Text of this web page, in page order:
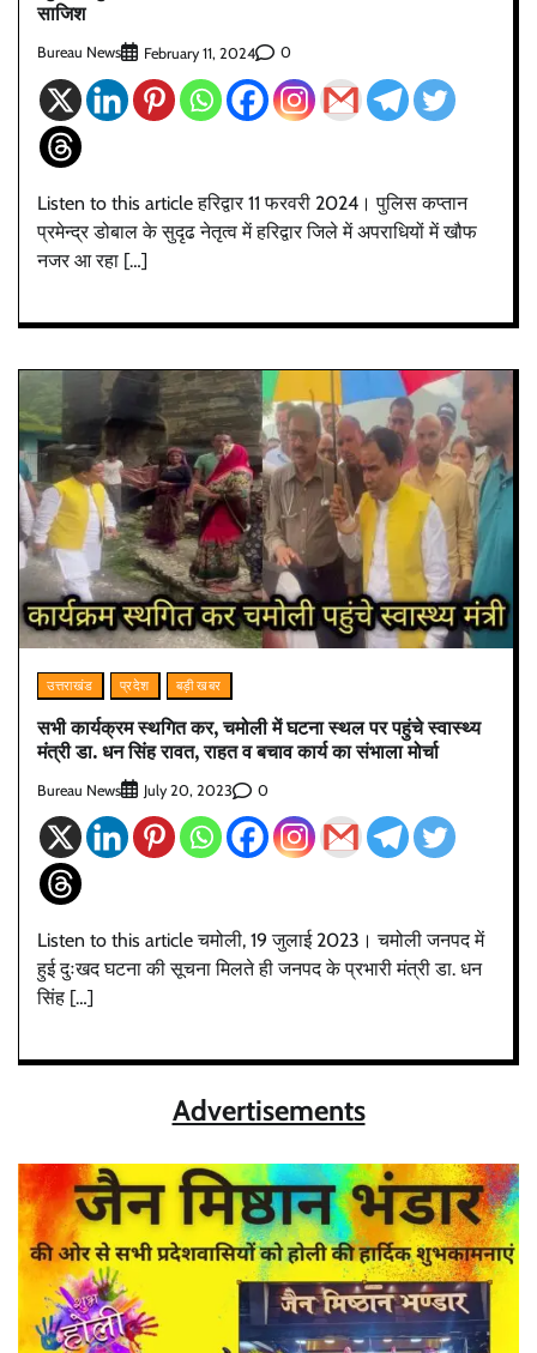
साजिश
Bureau News February 11, 2024 0
Listen to this article हरिद्वार 11 फरवरी 2024। पुलिस कप्तान
प्रमेन्द्र डोबाल के सुदृढ नेतृत्व में हरिद्वार जिले में अपराधियों में खौफ
नजर आ रहा […]
उत्तराखंड प्रदेश बड़ी खबर
सभी कार्यक्रम स्थगित कर, चमोली में घटना स्थल पर पहुंचे स्वास्थ्य
मंत्री डा. धन सिंह रावत, राहत व बचाव कार्य का संभाला मोर्चा
Bureau News July 20, 2023 0
Listen to this article चमोली, 19 जुलाई 2023। चमोली जनपद में
हुई दुःखद घटना की सूचना मिलते ही जनपद के प्रभारी मंत्री डा. धन
सिंह […]
Advertisements